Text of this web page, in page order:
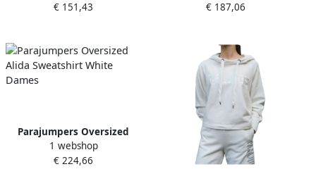
€ 151,43
€ 187,06
Parajumpers Oversized
Alida Sweatshirt White
Dames
1 webshop
€ 224,66